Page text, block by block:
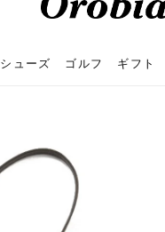
シューズ ゴルフ ギフト